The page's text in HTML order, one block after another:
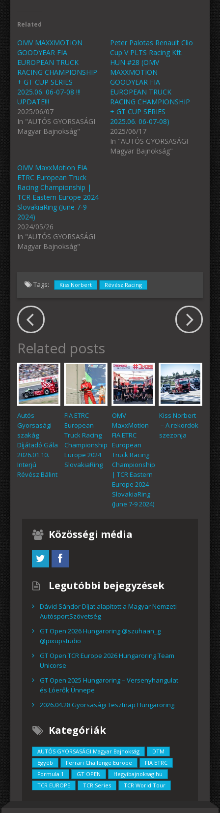
Related
OMV MAXXMOTION
GOODYEAR FIA
EUROPEAN TRUCK
RACING CHAMPIONSHIP
+ GT CUP SERIES
2025.06. 06-07-08 !!!
UPDATE!!!
2025/06/07
In "AUTÓS GYORSASÁGI
Magyar Bajnokság"
Peter Palotas Renault Clio
Cup V PLTS Racing Kft.
HUN #28 (OMV
MAXXMOTION
GOODYEAR FIA
EUROPEAN TRUCK
RACING CHAMPIONSHIP
+ GT CUP SERIES
2025.06. 06-07-08)
2025/06/17
In "AUTÓS GYORSASÁGI
Magyar Bajnokság"
OMV MaxxMotion FIA
ETRC European Truck
Racing Championship |
TCR Eastern Europe 2024
SlovakiaRing (June 7-9
2024)
2024/05/26
In "AUTÓS GYORSASÁGI
Magyar Bajnokság"
Tags: Kiss Norbert Révész Racing
Related posts
Autós
Gyorsasági
szakág
Díjátadó Gála
2026.01.10.
Interjú
Révész Bálint
FIA ETRC
European
Truck Racing
Championship
Europe 2024
SlovakiaRing
OMV
MaxxMotion
FIA ETRC
European
Truck Racing
Championship
| TCR Eastern
Europe 2024
SlovakiaRing
(June 7-9 2024)
Kiss Norbert
– A rekordok
szezonja
Közösségi média
Legutóbbi bejegyzések
Dávid Sándor Díjat alapított a Magyar Nemzeti
AutósportSzövetség
GT Open 2026 Hungaroring @szuhaan_g
@pixupstudio
GT Open TCR Europe 2026 Hungaroring Team
Unicorse
GT Open 2025 Hungaroring – Versenyhangulat
és Lóerők Ünnepe
2026.04.28 Gyorsasági Tesztnap Hungaroring
Kategóriák
AUTÓS GYORSASÁGI Magyar Bajnokság
DTM
Egyéb
Ferrari Challenge Europe
FIA ETRC
Formula 1
GT OPEN
Hegyibajnoksag.hu
TCR EUROPE
TCR Series TCR World Tour